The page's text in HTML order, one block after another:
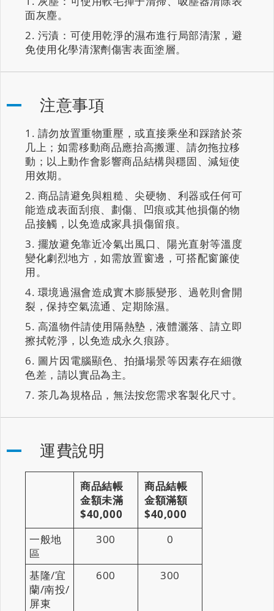
面灰塵。
污漬：可使用乾淨的濕布進行局部清潔，避
免使用化學清潔劑傷害表面塗層。
注意事項
請勿放置重物重壓，或直接乘坐和踩踏於茶
几上；如需移動商品應抬高搬運、請勿拖拉移
動；以上動作會影響商品結構與穩固、減短使
用效期。
商品請避免與粗糙、尖硬物、利器或任何可
能造成表面刮痕、劃傷、凹痕或其他損傷的物
品接觸，以免造成家具損傷留痕。
擺放避免靠近冷氣出風口、陽光直射等溫度
變化劇烈地方，如需放置窗邊，可搭配窗簾使
用。
環境過濕會造成實木膨脹變形、過乾則會開
裂，保持空氣流通、定期除濕。
高溫物件請使用隔熱墊，液體灑落、請立即
擦拭乾淨，以免造成永久痕跡。
圖片因電腦顯色、拍攝場景等因素存在細微
色差，請以實品為主。
茶几為規格品，無法按您需求客製化尺寸。
運費說明
商品結帳
金額未滿
$40,000
商品結帳
金額滿額
$40,000
一般地
區
300 0
基隆/宜
蘭/南投/
屏東
600 300